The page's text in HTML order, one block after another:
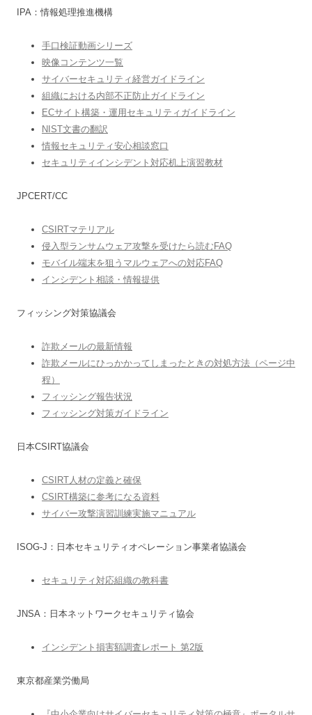
IPA：情報処理推進機構
手口検証動画シリーズ
映像コンテンツ一覧
サイバーセキュリティ経営ガイドライン
組織における内部不正防止ガイドライン
ECサイト構築・運用セキュリティガイドライン
NIST文書の翻訳
情報セキュリティ安心相談窓口
セキュリティインシデント対応机上演習教材
JPCERT/CC
CSIRTマテリアル
侵入型ランサムウェア攻撃を受けたら読むFAQ
モバイル端末を狙うマルウェアへの対応FAQ
インシデント相談・情報提供
フィッシング対策協議会
詐欺メールの最新情報
詐欺メールにひっかかってしまったときの対処方法（ページ中
程）
フィッシング報告状況
フィッシング対策ガイドライン
日本CSIRT協議会
CSIRT人材の定義と確保
CSIRT構築に参考になる資料
サイバー攻撃演習訓練実施マニュアル
ISOG-J：日本セキュリティオペレーション事業者協議会
セキュリティ対応組織の教科書
JNSA：日本ネットワークセキュリティ協会
インシデント損害額調査レポート 第2版
東京都産業労働局